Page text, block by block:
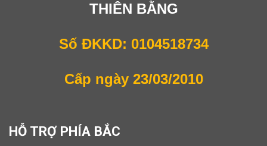
THIÊN BẰNG
Số ĐKKD: 0104518734
Cấp ngày 23/03/2010
HỖ TRỢ PHÍA BẮC